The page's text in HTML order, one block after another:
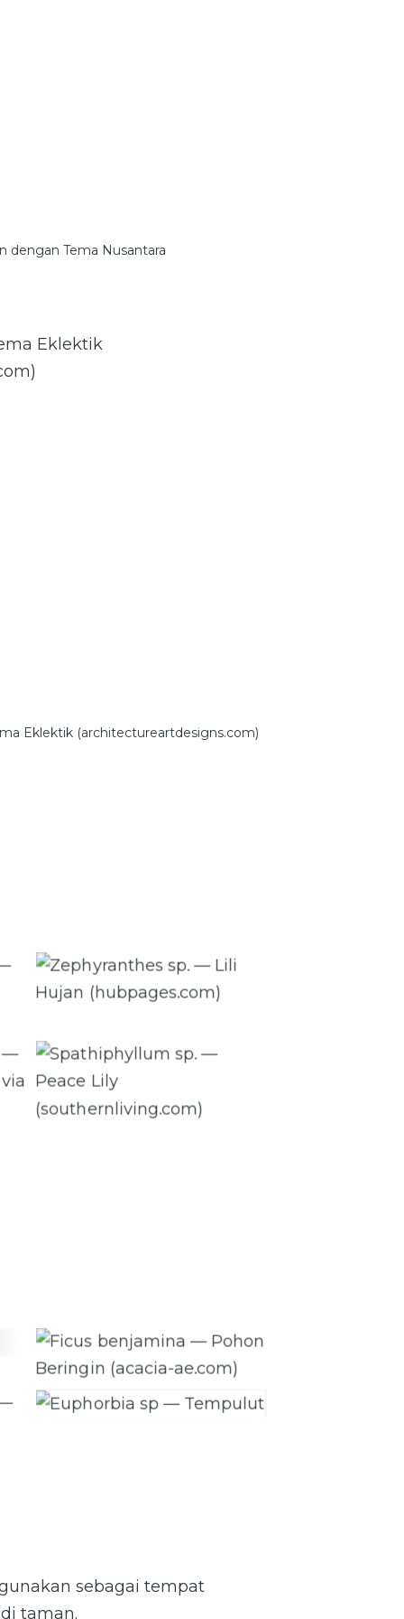
dengan Tema Nusantara
Eklektik (architectureartdesigns.com)
Zephyranthes sp. — Lili Hujan
(hubpages.com)
Spathiphyllum sp. — Peace Lily
(southernliving.com)
Ficus benjamina — Pohon
Beringin (acacia-ae.com)
Euphorbia sp — Tempulut
sebagai tempat
taman.